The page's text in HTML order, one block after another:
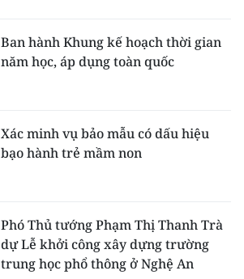
Ban hành Khung kế hoạch thời gian
năm học, áp dụng toàn quốc
Xác minh vụ bảo mẫu có dấu hiệu
bạo hành trẻ mầm non
Phó Thủ tướng Phạm Thị Thanh Trà
dự Lễ khởi công xây dựng trường
trung học phổ thông ở Nghệ An